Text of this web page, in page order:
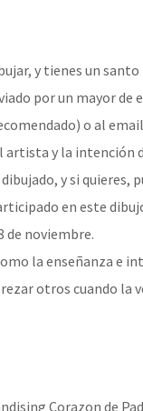
y tienes un
por un mayor
o al email
artista y la
y si quieres,
en este
de noviembre.
la enseñanza e
otros cuando la
Corazon de